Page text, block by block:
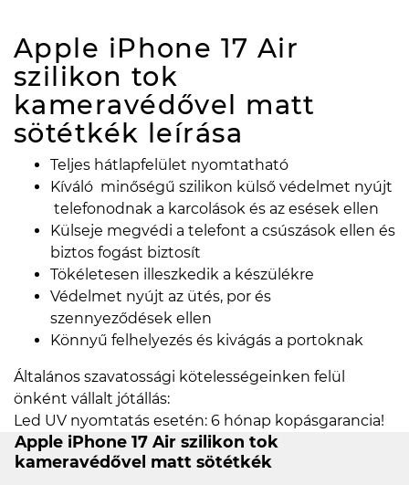
Apple iPhone 17 Air
szilikon tok
kameravédővel matt
sötétkék leírása
Teljes hátlapfelület nyomtatható
Kíváló minőségű szilikon külső védelmet nyújt
telefonodnak a karcolások és az esések ellen
Külseje megvédi a telefont a csúszások ellen és
biztos fogást biztosít
Tökéletesen illeszkedik a készülékre
Védelmet nyújt az ütés, por és
szennyeződések ellen
Könnyű felhelyezés és kivágás a portoknak
Általános szavatossági kötelességeinken felül
önként vállalt jótállás:
Led UV nyomtatás esetén: 6 hónap kopásgarancia!
Apple iPhone 17 Air szilikon tok
kameravédővel matt sötétkék